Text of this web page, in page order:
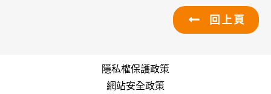
回上頁
隱私權保護政策
網站安全政策